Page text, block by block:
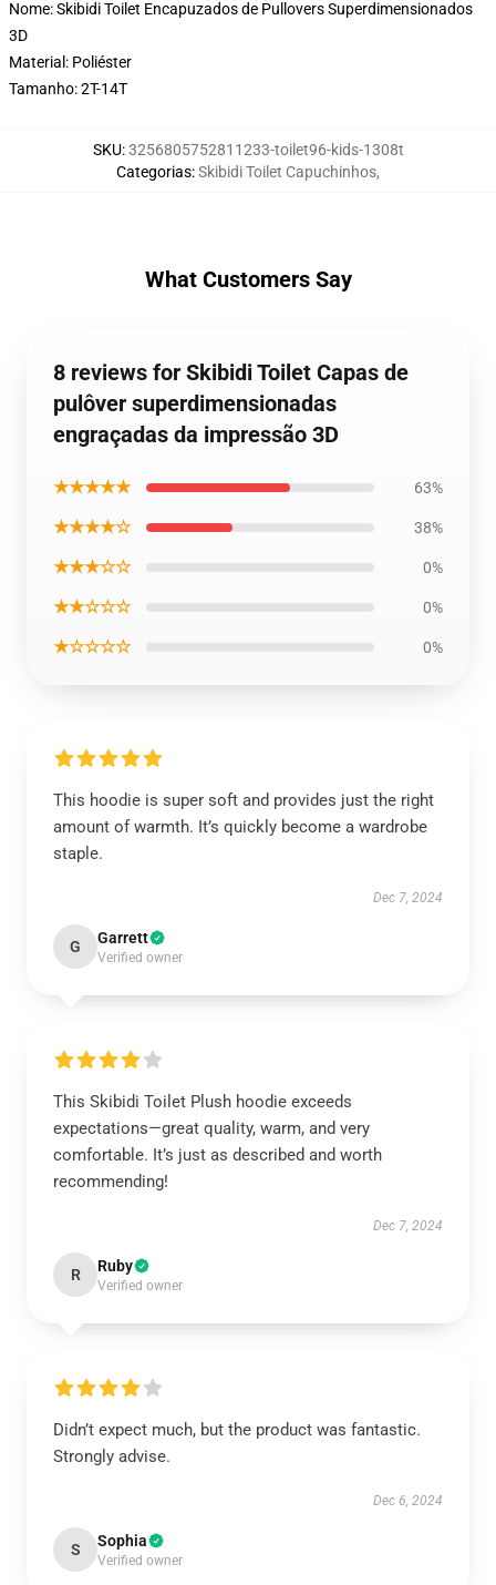
Nome: Skibidi Toilet Encapuzados de Pullovers Superdimensionados
3D
Material: Poliéster
Tamanho: 2T-14T
SKU:3256805752811233-toilet96-kids-1308t
Categorias:Skibidi Toilet Capuchinhos,
What Customers Say
8 reviews for Skibidi Toilet Capas de
pulôver superdimensionadas
engraçadas da impressão 3D
★★★★★ 63%
★★★★☆ 38%
★★★☆☆ 0%
★★☆☆☆ 0%
★☆☆☆☆ 0%
This hoodie is super soft and provides just the right
amount of warmth. It’s quickly become a wardrobe
staple.
Dec 7, 2024
G Garrett
Verified owner
This Skibidi Toilet Plush hoodie exceeds
expectations—great quality, warm, and very
comfortable. It’s just as described and worth
recommending!
Dec 7, 2024
R Ruby
Verified owner
Didn’t expect much, but the product was fantastic.
Strongly advise.
Dec 6, 2024
S Sophia
Verified owner